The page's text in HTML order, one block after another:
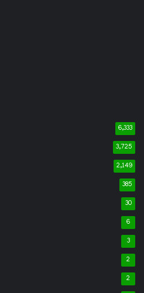
6,333
3,725
2,149
385
30
6
3
2
2